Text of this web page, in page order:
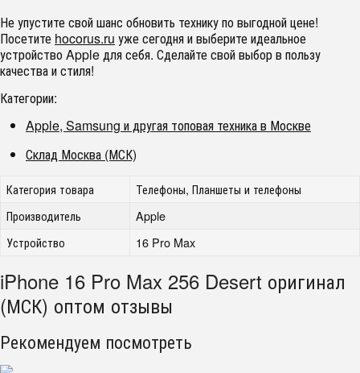
Не упустите свой шанс обновить технику по выгодной цене!
Посетите hocorus.ru уже сегодня и выберите идеальное
устройство Apple для себя. Сделайте свой выбор в пользу
качества и стиля!
Категории:
Apple, Samsung и другая топовая техника в Москве
Склад Москва (МСК)
Категория товара
Телефоны, Планшеты и телефоны
Производитель
Apple
Устройство
16 Pro Max
iPhone 16 Pro Max 256 Desert оригинал
(МСК) оптом отзывы
Рекомендуем посмотреть